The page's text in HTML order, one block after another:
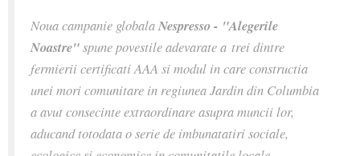
Noua campanie globalaNespresso - "Alegerile
Noastre"spune povestile adevarate a trei dintre
fermierii certificati AAA si modul in care constructia
unei mori comunitare in regiunea Jardin din Columbia
a avut consecinte extraordinare asupra muncii lor,
aducand totodata o serie de imbunatatiri sociale,